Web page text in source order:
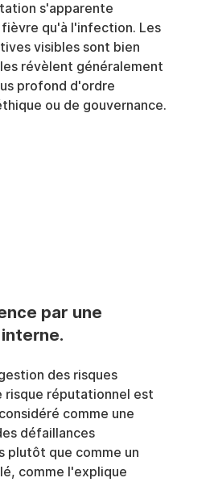
s'apparente
fièvre qu'à l'infection. Les
visibles sont bien
révèlent généralement
profond d'ordre
ou de gouvernance.
par une
des risques
risque réputationnel est
comme une
défaillances
plutôt que comme un
comme l'explique